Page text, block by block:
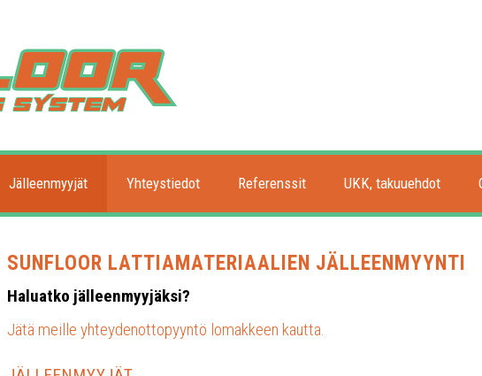
Jälleenmyyjät Yhteystiedot Referenssit UKK, takuuehdot
SUNFLOOR LATTIAMATERIAALIEN JÄLLEENMYYNTI
Haluatko jälleenmyyjäksi?
Jätä meille yhteydenottopyyntö lomakkeen kautta.